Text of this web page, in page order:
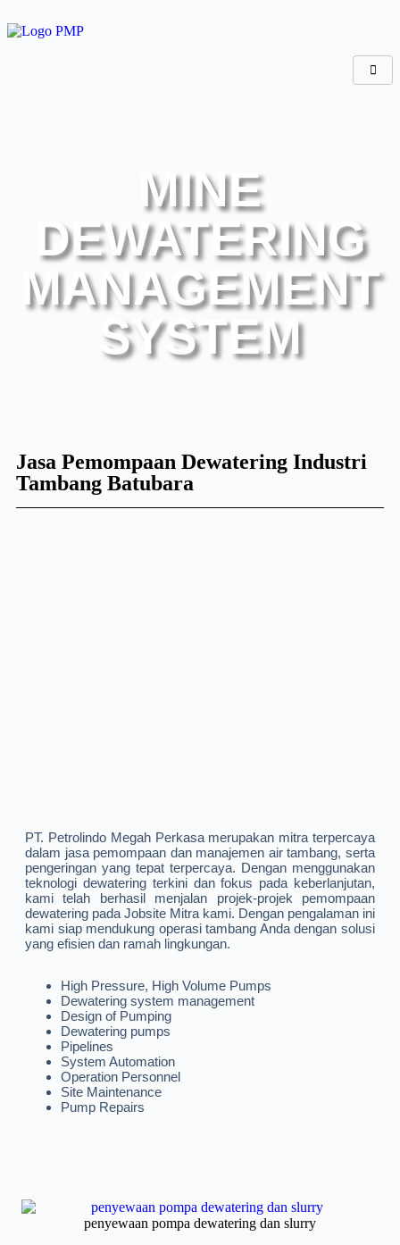
MINE
DEWATERING
MANAGEMENT
SYSTEM
Jasa Pemompaan Dewatering Industri
Tambang Batubara
PT. Petrolindo Megah Perkasa merupakan mitra terpercaya
dalam jasa pemompaan dan manajemen air tambang, serta
pengeringan yang tepat terpercaya. Dengan menggunakan
teknologi dewatering terkini dan fokus pada keberlanjutan,
kami telah berhasil menjalan projek-projek pemompaan
dewatering pada Jobsite Mitra kami. Dengan pengalaman ini
kami siap mendukung operasi tambang Anda dengan solusi
yang efisien dan ramah lingkungan.
High Pressure, High Volume Pumps
Dewatering system management
Design of Pumping
Dewatering pumps
Pipelines
System Automation
Operation Personnel
Site Maintenance
Pump Repairs
penyewaan pompa dewatering dan slurry